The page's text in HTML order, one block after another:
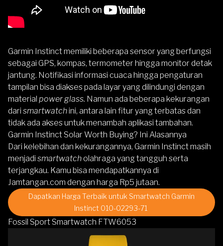
Garmin Instinctmemiliki beberapa sensor yang berfungsi
sebagai GPS, kompas, termometer hingga monitor detak
jantung. Notifikasi informasi cuaca hingga pengaturan
tampilan bisa diakses pada layar yang dilindungi dengan
material power glass. Namun ada beberapa kekurangan
dari smartwatchini, antara lain fitur yang terbatas dan
tidak ada akses untuk menambah aplikasi tambahan.
Garmin Instinct Solar Worth Buying? Ini Alasannya
Dari kelebihan dan kekurangannya, Garmin Instinctmasih
menjadi smartwatcholahraga yang tangguh serta
terjangkau. Kamu bisa mendapatkannya di
Jamtangan.com dengan harga Rp5 jutaan.
Dapatkan Harga Terbaik untuk Smartwatch Garmin
Instinct 010-02293-71
Fossil Sport Smartwatch FTW6053